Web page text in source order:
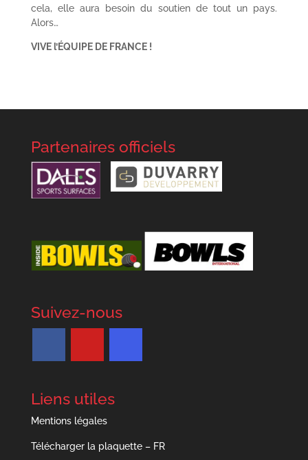
cela, elle aura besoin du soutien de tout un pays.
Alors…
VIVE l’ÉQUIPE DE FRANCE !
Partenaires officiels
Suivez-nous
Liens utiles
Mentions légales
Télécharger la plaquette – FR